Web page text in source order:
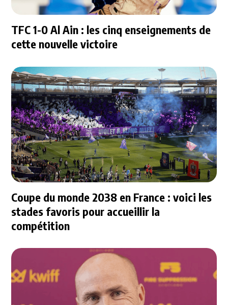
TFC 1-0 Al Ain : les cinq enseignements de
cette nouvelle victoire
Coupe du monde 2038 en France : voici les
stades favoris pour accueillir la
compétition